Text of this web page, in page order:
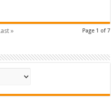
Page 1 of 7
»